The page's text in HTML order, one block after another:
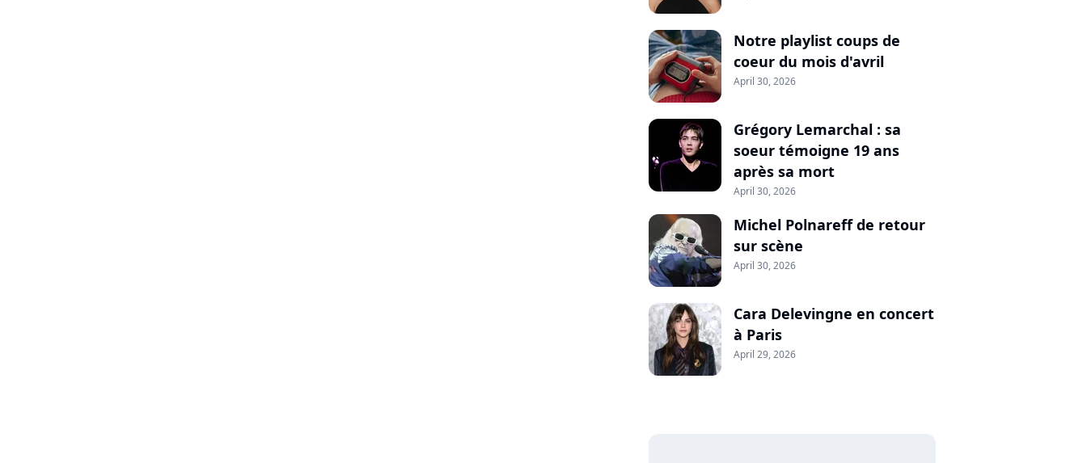
Notre playlist coups de
coeur du mois d'avril
April 30, 2026
Grégory Lemarchal : sa
soeur témoigne 19 ans
après sa mort
April 30, 2026
Michel Polnareff de retour
sur scène
April 30, 2026
Cara Delevingne en concert
à Paris
April 29, 2026